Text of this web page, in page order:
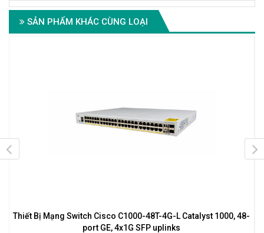
SẢN PHẨM KHÁC CÙNG LOẠI
Thiết Bị Mạng Switch Cisco C1000-48T-4G-L Catalyst 1000, 48-
port GE, 4x1G SFP uplinks